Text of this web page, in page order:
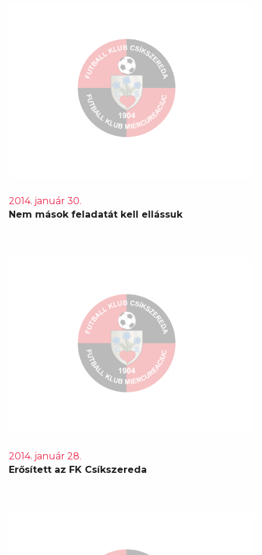
2014. január 30.
Nem mások feladatát kell ellássuk
2014. január 28.
Erősített az FK Csíkszereda